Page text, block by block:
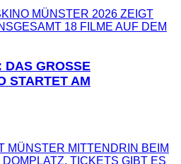
GROSSE S
AM S